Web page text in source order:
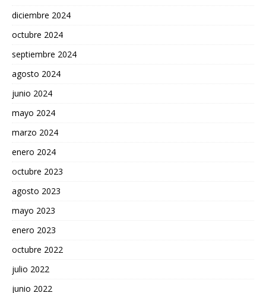
diciembre 2024
octubre 2024
septiembre 2024
agosto 2024
junio 2024
mayo 2024
marzo 2024
enero 2024
octubre 2023
agosto 2023
mayo 2023
enero 2023
octubre 2022
julio 2022
junio 2022